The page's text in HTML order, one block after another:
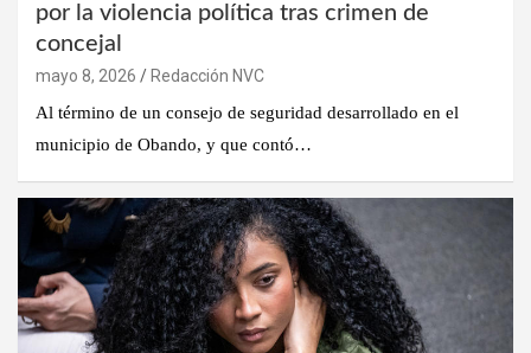
por la violencia política tras crimen de
concejal
mayo 8, 2026
Redacción NVC
Al término de un consejo de seguridad desarrollado en el
municipio de Obando, y que contó…